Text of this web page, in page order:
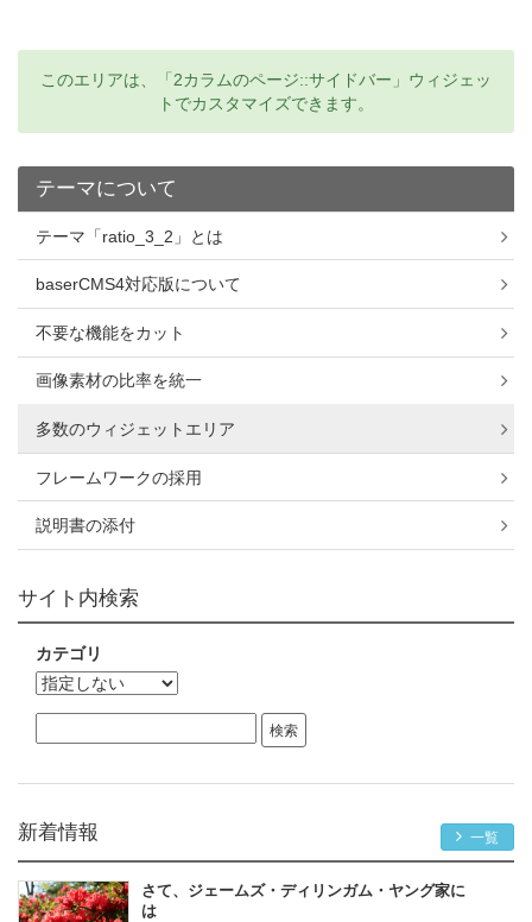
このエリアは、「2カラムのページ::サイドバー」ウィジェッ
トでカスタマイズできます。
テーマについて
テーマ「ratio_3_2」とは
baserCMS4対応版について
不要な機能をカット
画像素材の比率を統一
多数のウィジェットエリア
フレームワークの採用
説明書の添付
サイト内検索
カテゴリ
新着情報 一覧
さて、ジェームズ・ディリンガム・ヤング家に
は